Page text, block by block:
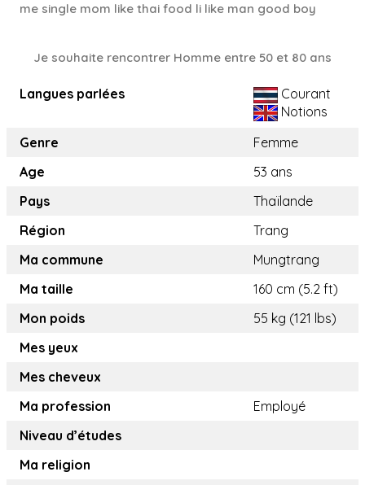
me single mom like thai food li like man good boy
Je souhaite rencontrer Homme entre 50 et 80 ans
Langues parlées
Courant
Notions
Genre
Femme
Age
53 ans
Pays
Thaïlande
Région
Trang
Ma commune
Mungtrang
Ma taille
160 cm (5.2 ft)
Mon poids
55 kg (121 lbs)
Mes yeux
Mes cheveux
Ma profession
Employé
Niveau d’études
Ma religion